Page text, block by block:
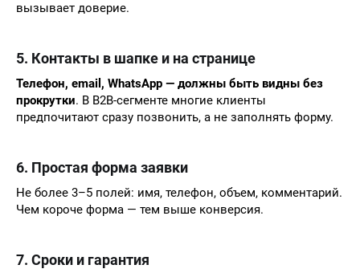
вызывает доверие.
5. Контакты в шапке и на странице
Телефон, email, WhatsApp — должны быть видны без
прокрутки. В B2B-сегменте многие клиенты
предпочитают сразу позвонить, а не заполнять форму.
6. Простая форма заявки
Не более 3–5 полей: имя, телефон, объем, комментарий.
Чем короче форма — тем выше конверсия.
7. Сроки и гарантия